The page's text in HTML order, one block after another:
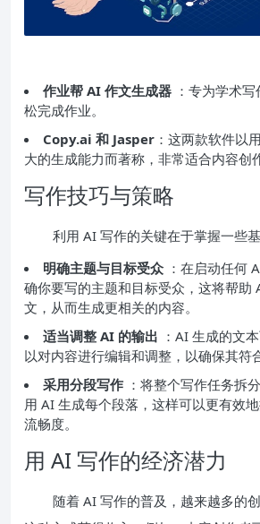
作业帮 AI 作文生成器 ：专为学术
松完成作业。
Copy.ai 和 Jasper ：这两款软件以
大的生成能力而著称，非常适合内容创
写作技巧与策略
利用 AI 写作的关键在于掌握一些
明确主题与目标受众 ：在启动任何
确你要写的主题和目标受众，这将帮助
文，从而生成更相关的内容。
适当调整 AI 的输出 ：AI 生成的文
以对内容进行编辑和调整，以确保其符
采用分段写作 ：将整个写作任务拆
用 AI 生成每个段落，这样可以更有效
流畅度。
用 AI 写作的经济潜力
随着 AI 写作的普及，越来越多的